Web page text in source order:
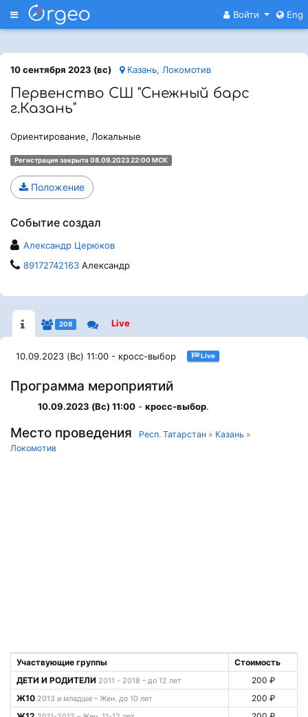
Меню Войти Eng
10 сентября 2023 (вс) Казань, Локомотив
Первенство СШ "Снежный барс
г.Казань"
Ориентирование, Локальные
Регистрация закрыта 08.09.2023 22:00 МСК
Положение
Событие создал
Александр Церюков
89172742163 Александр
208 Live
10.09.2023 (Вс) 11:00 - кросс-выбор Live
Программа мероприятий
10.09.2023 (Вс) 11:00 - кросс-выбор.
Место проведения Респ. Татарстан » Казань »
Локомотив
Участвующие группы
Стоимость
ДЕТИ И РОДИТЕЛИ 2011 - 2018 – до 12 лет
200 ₽
Ж10 2013 и младше – Жен. до 10 лет
200 ₽